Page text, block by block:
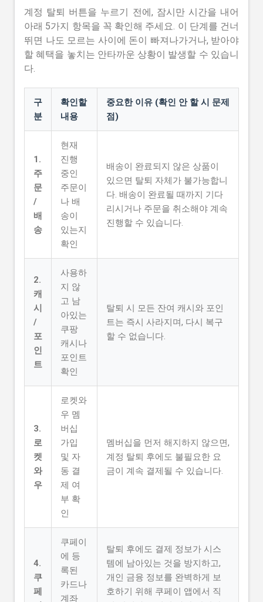
계정 탈퇴 버튼을 누르기 전에, 잠시만 시간을 내어
아래 5가지 항목을 꼭 확인해 주세요. 이 단계를 건너
뛰면 나도 모르는 사이에 돈이 빠져나가거나, 받아야
할 혜택을 놓치는 안타까운 상황이 발생할 수 있습니
다.
구
분
확인할
내용
중요한 이유 (확인 안 할 시 문제
점)
1.
주
문
/
배
송
현재
진행
중인
주문이
나 배
송이
있는지
확인
배송이 완료되지 않은 상품이
있으면 탈퇴 자체가 불가능합니
다. 배송이 완료될 때까지 기다
리시거나 주문을 취소해야 계속
진행할 수 있습니다.
2.
캐
시
/
포
인
트
사용하
지 않
고 남
아있는
쿠팡
캐시나
포인트
확인
탈퇴 시 모든 잔여 캐시와 포인
트는 즉시 사라지며, 다시 복구
할 수 없습니다.
3.
로
켓
와
우
로켓와
우 멤
버십
가입
및 자
동 결
제 여
부 확
인
멤버십을 먼저 해지하지 않으면,
계정 탈퇴 후에도 불필요한 요
금이 계속 결제될 수 있습니다.
4.
쿠
페
쿠페이
에 등
록된
카드나
계좌
탈퇴 후에도 결제 정보가 시스
템에 남아있는 것을 방지하고,
개인 금융 정보를 완벽하게 보
호하기 위해 쿠페이 앱에서 직